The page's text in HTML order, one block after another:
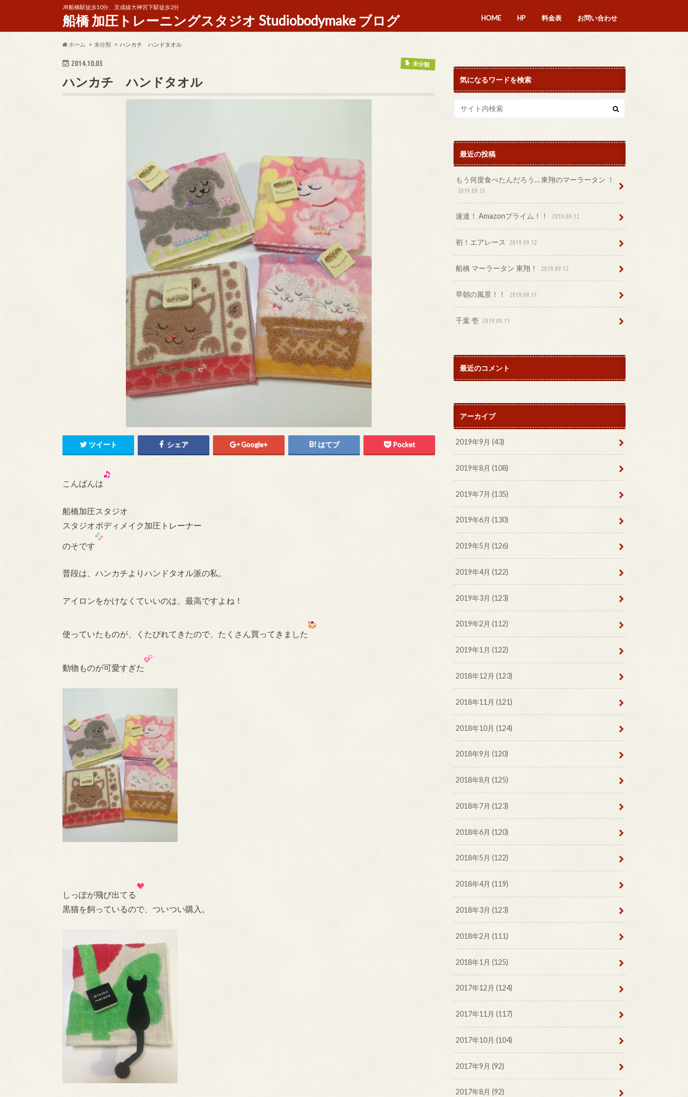
JR船橋駅徒歩10分、京成線大神宮下駅徒歩2分
船橋 加圧トレーニングスタジオ Studiobodymake ブログ HOME HP 料金表 お問い合わせ
ホーム 未分類 ハンカチ ハンドタオル
2014.10.05 未分類
ハンカチ ハンドタオル
ツイート シェア Google+ はてブ Pocket
こんばんは
船橋加圧スタジオ
スタジオボディメイク加圧トレーナー
のそです
普段は、ハンカチよりハンドタオル派の私。
アイロンをかけなくていいのは、最高ですよね！
使っていたものが、くたびれてきたので、たくさん買ってきました
動物ものが可愛すぎた
しっぽが飛び出てる
黒猫を飼っているので、ついつい購入。
気になるワードを検索
最近の投稿
もう何度食べたんだろう… 東翔のマーラータン ！
2019.09.13
速達！ Amazonプライム！！ 2019.09.12
初！エアレース 2019.09.12
船橋 マーラータン 東翔！ 2019.09.12
早朝の風景！！ 2019.09.11
千葉 壱 2019.09.11
最近のコメント
アーカイブ
2019年9月 (43)
2019年8月 (108)
2019年7月 (135)
2019年6月 (130)
2019年5月 (126)
2019年4月 (122)
2019年3月 (123)
2019年2月 (112)
2019年1月 (122)
2018年12月 (123)
2018年11月 (121)
2018年10月 (124)
2018年9月 (120)
2018年8月 (125)
2018年7月 (123)
2018年6月 (120)
2018年5月 (122)
2018年4月 (119)
2018年3月 (123)
2018年2月 (111)
2018年1月 (125)
2017年12月 (124)
2017年11月 (117)
2017年10月 (104)
2017年9月 (92)
2017年8月 (92)